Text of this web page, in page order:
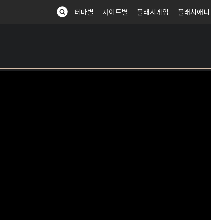
테마별 사이트별 플래시게임 플래시애니